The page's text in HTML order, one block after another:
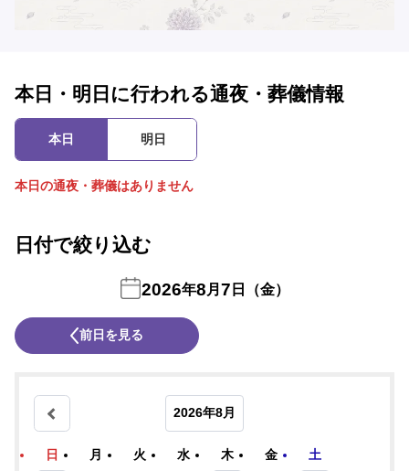
本日・明日に行われる通夜・葬儀情報
本日 明日
本日の通夜・葬儀はありません
日付で絞り込む
前日を見る
2026年8 月 7 日（金）
2026年8月
日 月 火 水 木 金 土